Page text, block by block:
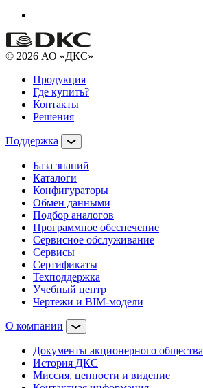
© 2026 АО «ДКС»
Продукция
Где купить?
Контакты
Решения
Поддержка
База знаний
Каталоги
Конфигураторы
Обмен данными
Подбор аналогов
Программное обеспечение
Сервисное обслуживание
Сервисы
Сертификаты
Техподдержка
Учебный центр
Чертежи и BIM-модели
О компании
Документы акционерного общества
История ДКС
Миссия, ценности и видение